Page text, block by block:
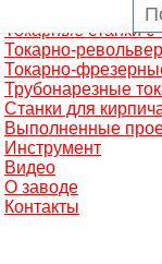
Токарные
Токарные станки
Токарно-
Токарно-
Трубонарезные
Станки для
Выполненные
Инструмент
Видео
О заводе
Контакты